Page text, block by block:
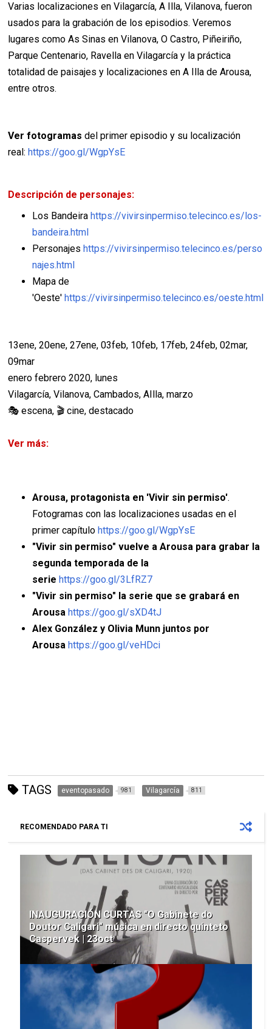
Varias localizaciones en Vilagarcía, A Illa, Vilanova, fueron
usados para la grabación de los episodios. Veremos
lugares como As Sinas en Vilanova, O Castro, Piñeiriño,
Parque Centenario, Ravella en Vilagarcía y la práctica
totalidad de paisajes y localizaciones en A Illa de Arousa,
entre otros.
Ver fotogramas del primer episodio y su localización
real:https://goo.gl/WgpYsE
Descripción de personajes:
Los Bandeirahttps://vivirsinpermiso.telecinco.es/los-
bandeira.html
Personajeshttps://vivirsinpermiso.telecinco.es/perso
najes.html
Mapa de
'Oeste'https://vivirsinpermiso.telecinco.es/oeste.html
13ene, 20ene, 27ene, 03feb, 10feb, 17feb, 24feb, 02mar,
09mar
enero febrero 2020, lunes
Vilagarcía, Vilanova, Cambados, AIlla, marzo
🎭 escena, 🎬 cine, destacado
Ver más:
Arousa, protagonista en 'Vivir sin permiso'.
Fotogramas con las localizaciones usadas en el
primer capítulohttps://goo.gl/WgpYsE
"Vivir sin permiso" vuelve a Arousa para grabar la
segunda temporada de la
serie https://goo.gl/3LfRZ7
"Vivir sin permiso" la serie que se grabará en
Arousa https://goo.gl/sXD4tJ
Alex González y Olivia Munn juntos por
Arousa https://goo.gl/veHDci
TAGS eventopasado 981 Vilagarcía 811
RECOMENDADO PARA TI
INAUGURACIÓN CURTAS "O Gabinete do
Doutor Caligari" música en directo quinteto
Caspervek | 23oct